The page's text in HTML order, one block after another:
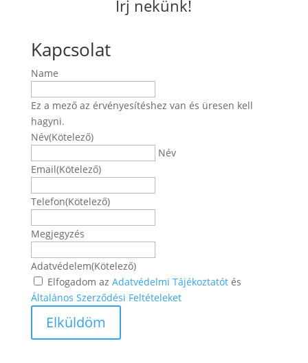
Írj nekünk!
Kapcsolat
Name
Ez a mező az érvényesítéshez van és üresen kell
hagyni.
Név(Kötelező)
Név
Email(Kötelező)
Telefon(Kötelező)
Megjegyzés
Adatvédelem(Kötelező)
Elfogadom az Adatvédelmi Tájékoztatótés
Általános Szerződési Feltételeket